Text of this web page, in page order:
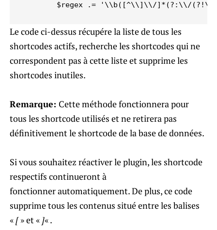
$regex .= '\\b([^\\]\\/]*(?:\\/
Le code ci-dessus récupére la liste de tous les
shortcodes actifs, recherche les shortcodes qui ne
correspondent pas à cette liste et supprime les
shortcodes inutiles.
Remarque: Cette méthode fonctionnera pour
tous les shortcode utilisés et ne retirera pas
définitivement le shortcode de la base de données.
Si vous souhaitez réactiver le plugin, les shortcode
respectifs continueront à
fonctionner automatiquement. De plus, ce code
supprime tous les contenus situé entre les balises
«[» et « ]« .